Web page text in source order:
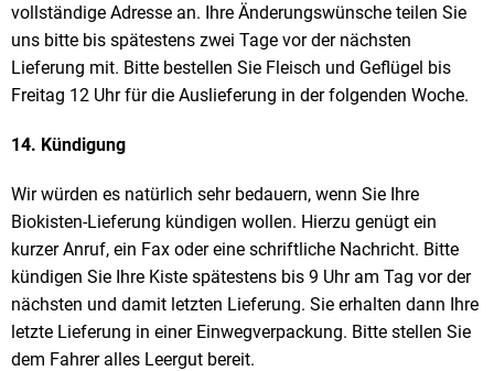
vollständige Adresse an. Ihre Änderungswünsche teilen Sie
uns bitte bis spätestens zwei Tage vor der nächsten
Lieferung mit. Bitte bestellen Sie Fleisch und Geflügel bis
Freitag 12 Uhr für die Auslieferung in der folgenden Woche.
14. Kündigung
Wir würden es natürlich sehr bedauern, wenn Sie Ihre
Biokisten-Lieferung kündigen wollen. Hierzu genügt ein
kurzer Anruf, ein Fax oder eine schriftliche Nachricht. Bitte
kündigen Sie Ihre Kiste spätestens bis 9 Uhr am Tag vor der
nächsten und damit letzten Lieferung. Sie erhalten dann Ihre
letzte Lieferung in einer Einwegverpackung. Bitte stellen Sie
dem Fahrer alles Leergut bereit.